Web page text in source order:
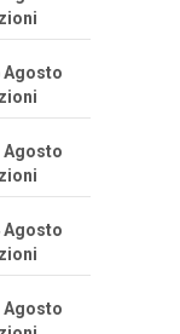
Agosto
Agosto
Agosto
Agosto